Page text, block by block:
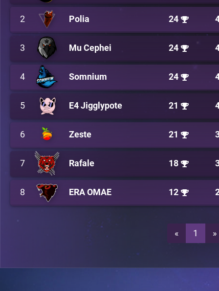
2 Polia 24
3 Mu Cephei 24
4 Somnium 24
5 E4 Jigglypote 21
6 Zeste 21
7 Rafale 18
8 ERA OMAE 12
« 1 »